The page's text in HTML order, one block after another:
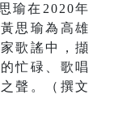
瑜在2020年
思瑜為高雄
歌謠中，擷
忙碌、歌唱
聲。（撰文